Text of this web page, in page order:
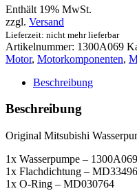
Enthält 19% MwSt.
zzgl. Versand
Lieferzeit: nicht mehr lieferbar
Artikelnummer: 1300A069
Motor, Motorkomponenten,
Beschreibung
Beschreibung
Original Mitsubishi
1x Wasserpumpe – 1300A069
1x Flachdichtung –
1x O-Ring – MD030764